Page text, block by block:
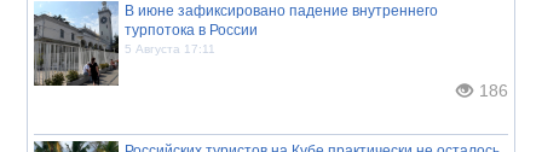
В июне зафиксировано падение внутреннего
турпотока в России
5 Августа 17:11
186